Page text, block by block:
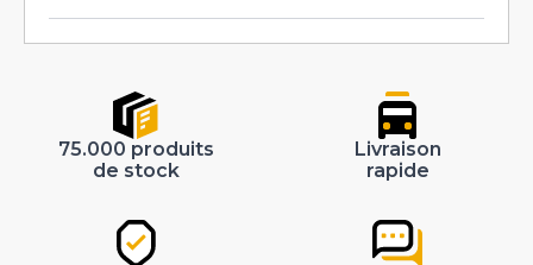
75.000 produits
de stock
Livraison
rapide